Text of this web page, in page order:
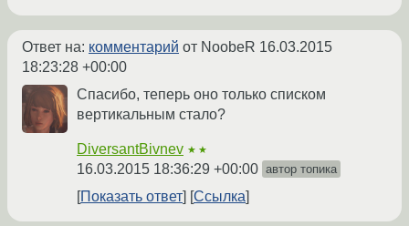
Ответ на: комментарий от NoobeR 16.03.2015
18:23:28 +00:00
Спасибо, теперь оно только списком
вертикальным стало?
DiversantBivnev ★★
16.03.2015 18:36:29 +00:00 автор топика
Показать ответ Ссылка